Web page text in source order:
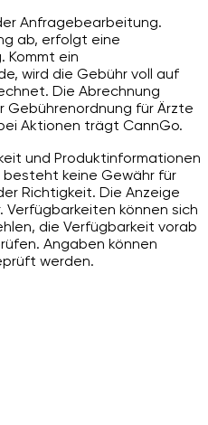
Anfragebearbeitung.
ab, erfolgt eine
Kommt ein
wird die Gebühr voll auf
Die Abrechnung
für Ärzte
Aktionen trägt CannGo.
und Produktinformationen
keine Gewähr für
Richtigkeit. Die Anzeige
Verfügbarkeiten können sich
die Verfügbarkeit vorab
Angaben können
werden.